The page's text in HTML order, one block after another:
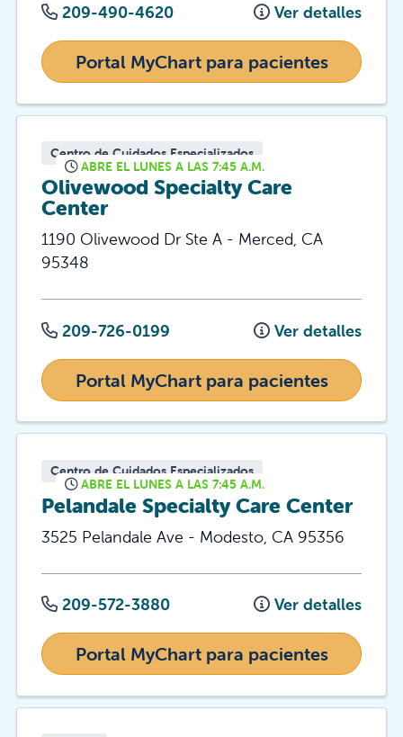
209-490-4620 Ver detalles
Portal MyChart para pacientes
Centro de Cuidados Especializados
ABRE EL LUNES A LAS 7:45 A.M.
Olivewood Specialty Care
Center
1190 Olivewood Dr Ste A - Merced, CA
95348
209-726-0199 Ver detalles
Portal MyChart para pacientes
Centro de Cuidados Especializados
ABRE EL LUNES A LAS 7:45 A.M.
Pelandale Specialty Care Center
3525 Pelandale Ave - Modesto, CA 95356
209-572-3880 Ver detalles
Portal MyChart para pacientes